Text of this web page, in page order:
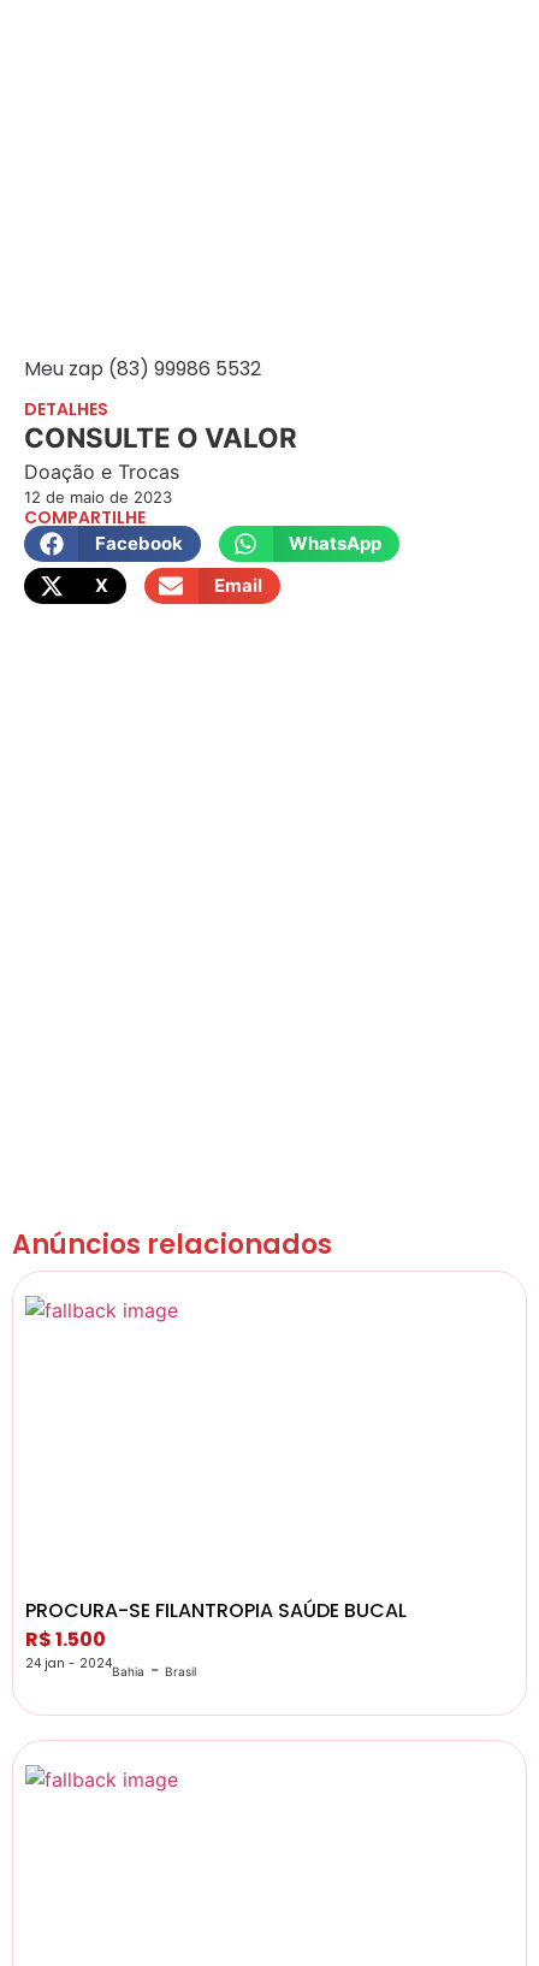
Meu zap (83) 99986 5532
DETALHES
CONSULTE O VALOR
Doação e Trocas
12 de maio de 2023
COMPARTILHE
Facebook
WhatsApp
X
Email
Anúncios relacionados
PROCURA-SE FILANTROPIA SAÚDE BUCAL
R$ 1.500
24 jan - 2024Bahia - Brasil